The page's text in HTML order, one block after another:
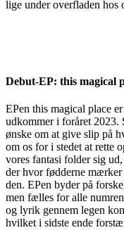
lige under overfladen hos
Debut-EP: this magical
EPen this magical place
udkommer i foråret 2023.
ønske om at give slip på
om os for i stedet at rette
vores fantasi folder sig
der hvor fødderne
den. EPen byder på
men fælles for alle
og lyrik gennem legen
hvilket i sidste ende